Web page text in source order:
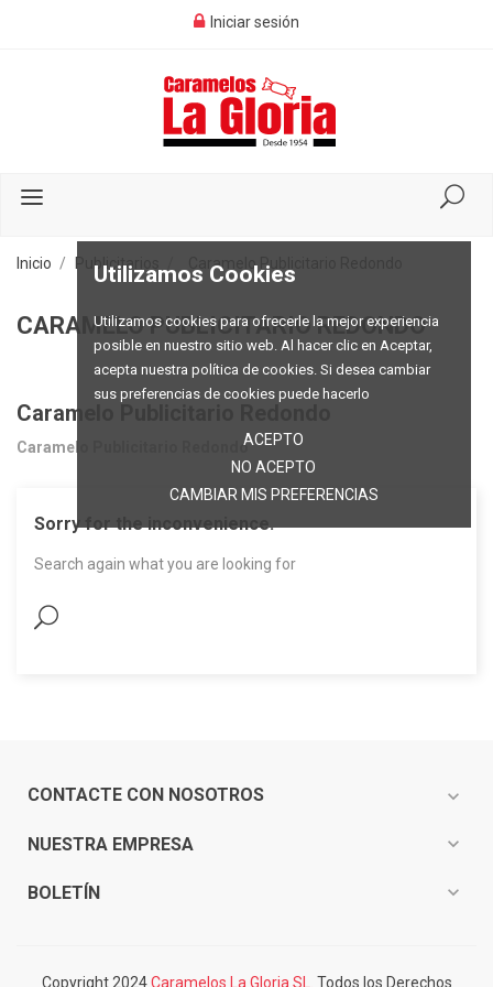
Utilizamos Cookies
Utilizamos cookies para ofrecerle la mejor experiencia
posible en nuestro sitio web. Al hacer clic en Aceptar,
acepta nuestra política de cookies. Si desea cambiar
sus preferencias de cookies puede hacerlo
ACEPTO
NO ACEPTO
CAMBIAR MIS PREFERENCIAS
Iniciar sesión
Inicio Publicitarios Caramelo Publicitario Redondo
CARAMELO PUBLICITARIO REDONDO
Caramelo Publicitario Redondo
Caramelo Publicitario Redondo
Sorry for the inconvenience.
Search again what you are looking for
CONTACTE CON NOSOTROS expand_more
NUESTRA EMPRESA expand_more
BOLETÍN expand_more
Copyright 2024Caramelos La Gloria SL. Todos los Derechos